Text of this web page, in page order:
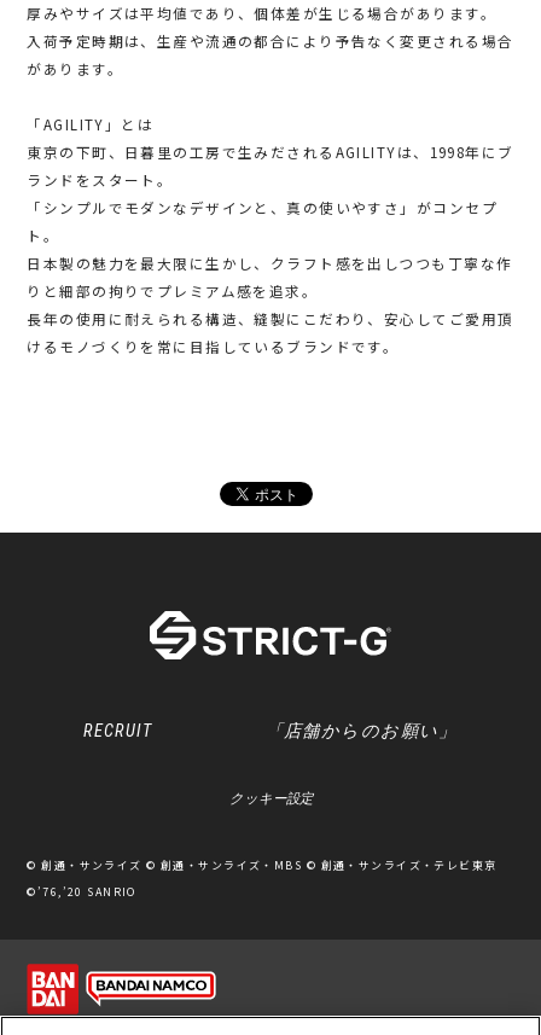
厚みやサイズは平均値であり、個体差が生じる場合があります。
入荷予定時期は、生産や流通の都合により予告なく変更される場合
があります。
「AGILITY」とは
東京の下町、日暮里の工房で生みだされるAGILITYは、1998年にブ
ランドをスタート。
「シンプルでモダンなデザインと、真の使いやすさ」がコンセプ
ト。
日本製の魅力を最大限に生かし、クラフト感を出しつつも丁寧な作
りと細部の拘りでプレミアム感を追求。
長年の使用に耐えられる構造、縫製にこだわり、安心してご愛用頂
けるモノづくりを常に目指しているブランドです。
RECRUIT 「店舗からのお願い」
クッキー設定
© 創通・サンライズ © 創通・サンライズ・MBS © 創通・サンライズ・テレビ東京
©’76,’20 SANRIO